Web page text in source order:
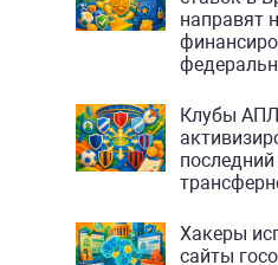
направят
Клубы АПЛ
Хакеры
сайты